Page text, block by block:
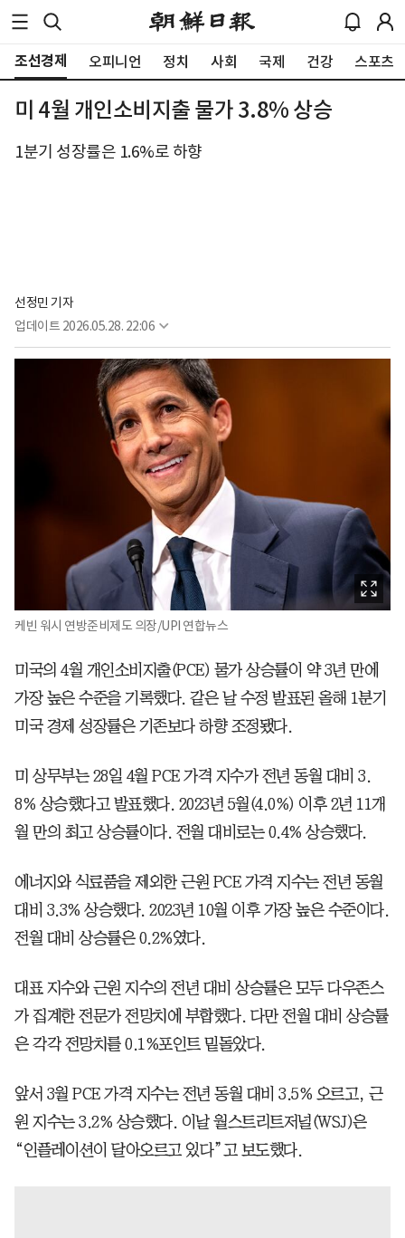
조선경제 오피니언 정치 사회 국제 건강 스포츠
미 4월 개인소비지출 물가 3.8% 상승
1분기 성장률은 1.6%로 하향
선정민 기자
업데이트 2026.05.28. 22:06
케빈 워시 연방준비제도 의장/UPI 연합뉴스
미국의 4월 개인소비지출(PCE) 물가 상승률이 약 3년 만에
가장 높은 수준을 기록했다. 같은 날 수정 발표된 올해 1분기
미국 경제 성장률은 기존보다 하향 조정됐다.
미 상무부는 28일 4월 PCE 가격 지수가 전년 동월 대비 3.
8% 상승했다고 발표했다. 2023년 5월(4.0%) 이후 2년 11개
월 만의 최고 상승률이다. 전월 대비로는 0.4% 상승했다.
에너지와 식료품을 제외한 근원 PCE 가격 지수는 전년 동월
대비 3.3% 상승했다. 2023년 10월 이후 가장 높은 수준이다.
전월 대비 상승률은 0.2%였다.
대표 지수와 근원 지수의 전년 대비 상승률은 모두 다우존스
가 집계한 전문가 전망치에 부합했다. 다만 전월 대비 상승률
은 각각 전망치를 0.1%포인트 밑돌았다.
앞서 3월 PCE 가격 지수는 전년 동월 대비 3.5% 오르고, 근
원 지수는 3.2% 상승했다. 이날 월스트리트저널(WSJ)은
“인플레이션이 달아오르고 있다”고 보도했다.